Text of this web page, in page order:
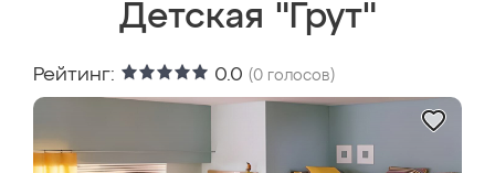
Детская "Грут"
Рейтинг: 0.0 (0 голосов)